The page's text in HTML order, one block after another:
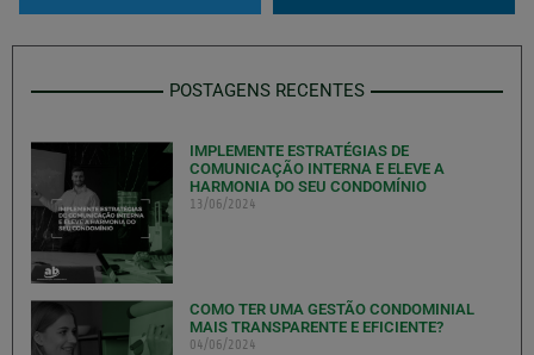
POSTAGENS RECENTES
IMPLEMENTE ESTRATÉGIAS DE
COMUNICAÇÃO INTERNA E ELEVE A
HARMONIA DO SEU CONDOMÍNIO
13/06/2024
COMO TER UMA GESTÃO CONDOMINIAL
MAIS TRANSPARENTE E EFICIENTE?
04/06/2024